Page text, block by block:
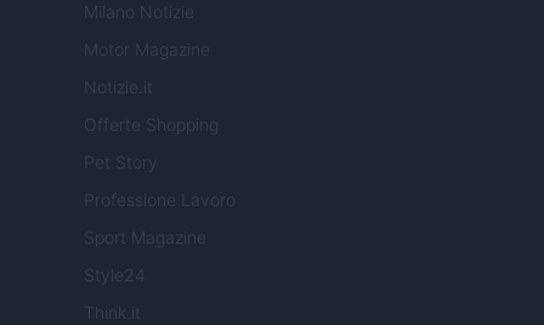
Milano Notizie
Motor Magazine
Notizie.it
Offerte Shopping
Pet Story
Professione Lavoro
Sport Magazine
Style24
Think.it